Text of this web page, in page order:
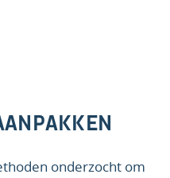
onderzocht om